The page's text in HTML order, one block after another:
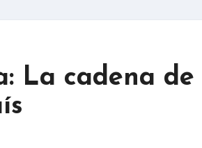
La cadena